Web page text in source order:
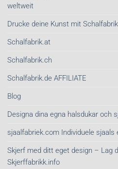
weltweit
Drucke deine Kunst mit
Schalfabrik.at
Schalfabrik.ch
Schalfabrik.de AFFILIATE
Blog
Designa dina egna halsdukar och
sjaalfabriek.com Individuele sjaals
Skjerf med ditt eget design – Lag
Skjerffabrikk.info